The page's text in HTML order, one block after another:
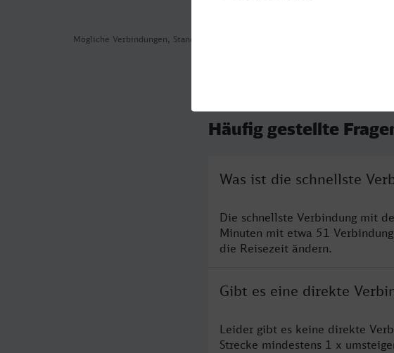
Mögliche Verbindungen, Stand: 2026-08-02 01:35
Häufig gestellte
Was ist die schnellste
Die schnellste Verbindung mit
Minuten mit etwa 51
die Reisezeit ändern.
Gibt es eine direkte
Leider gibt es keine direkte
Strecke mindestens 1 x